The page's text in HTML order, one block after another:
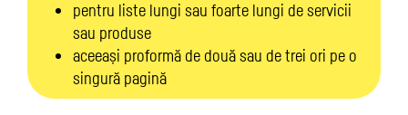
pentru liste lungi sau foarte lungi de servicii
sau produse
aceeași proformă de două sau de trei ori pe o
singură pagină